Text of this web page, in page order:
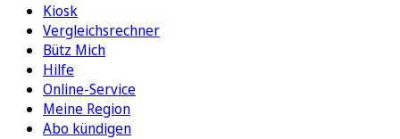
Kiosk
Vergleichsrechner
Bütz Mich
Hilfe
Online-Service
Meine Region
Abo kündigen